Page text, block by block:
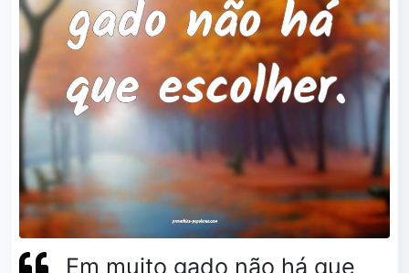
Em muito gado não há que